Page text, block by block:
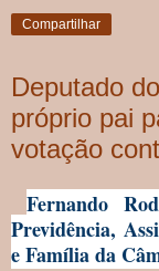
Compartilhar
Deputado
próprio pai
votação
Fernando
Previdência,
e Família da